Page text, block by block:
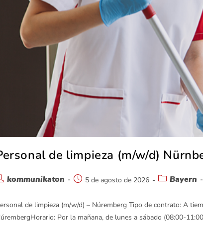
de limpieza (m/w/d)
kommunikaton 5 de agosto de 2026 Bayern
de limpieza (m/w/d) – Núremberg Tipo de contrato: A
Por la mañana, de lunes a sábado (08:00-